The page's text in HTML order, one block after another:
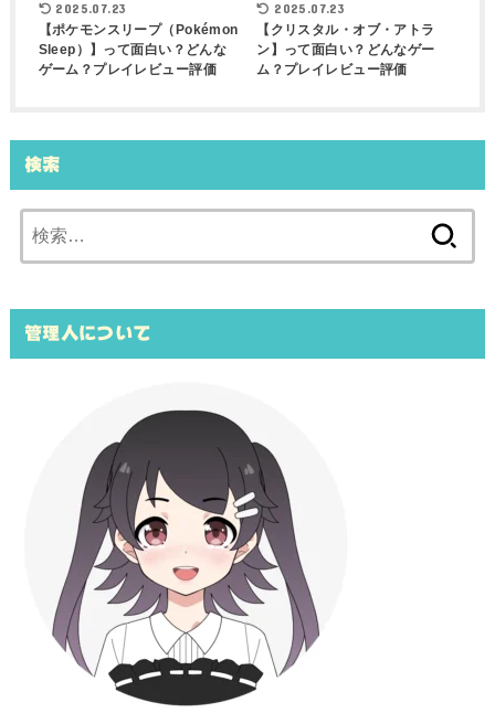
2025.07.23
【ポケモンスリープ（Pokémon
Sleep）】って面白い？どんな
ゲーム？プレイレビュー評価
2025.07.23
【クリスタル・オブ・アトラ
ン】って面白い？どんなゲー
ム？プレイレビュー評価
検索
索:
管理人について